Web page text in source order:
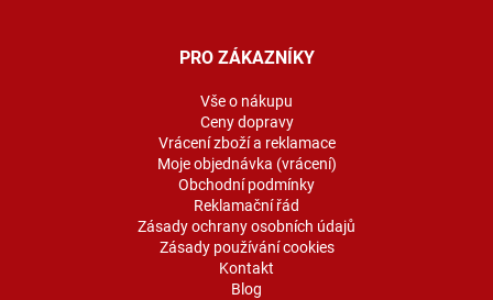
PRO ZÁKAZNÍKY
Vše o nákupu
Ceny dopravy
Vrácení zboží a reklamace
Moje objednávka (vrácení)
Obchodní podmínky
Reklamační řád
Zásady ochrany osobních údajů
Zásady používání cookies
Kontakt
Blog